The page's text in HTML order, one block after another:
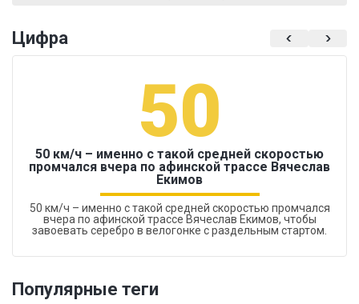
Цифра
50
50 км/ч – именно с такой средней скоростью
промчался вчера по афинской трассе Вячеслав
Екимов
50 км/ч – именно с такой средней скоростью промчался
вчера по афинской трассе Вячеслав Екимов, чтобы
завоевать серебро в велогонке с раздельным стартом.
Популярные теги